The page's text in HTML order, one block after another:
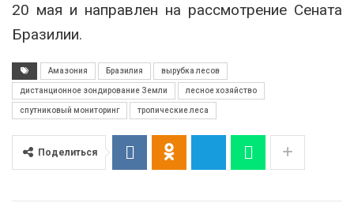
20 мая и направлен на рассмотрение Сената
Бразилии.
Амазония Бразилия вырубка лесов
дистанционное зондирование Земли лесное хозяйство
спутниковый мониторинг тропические леса
Поделиться